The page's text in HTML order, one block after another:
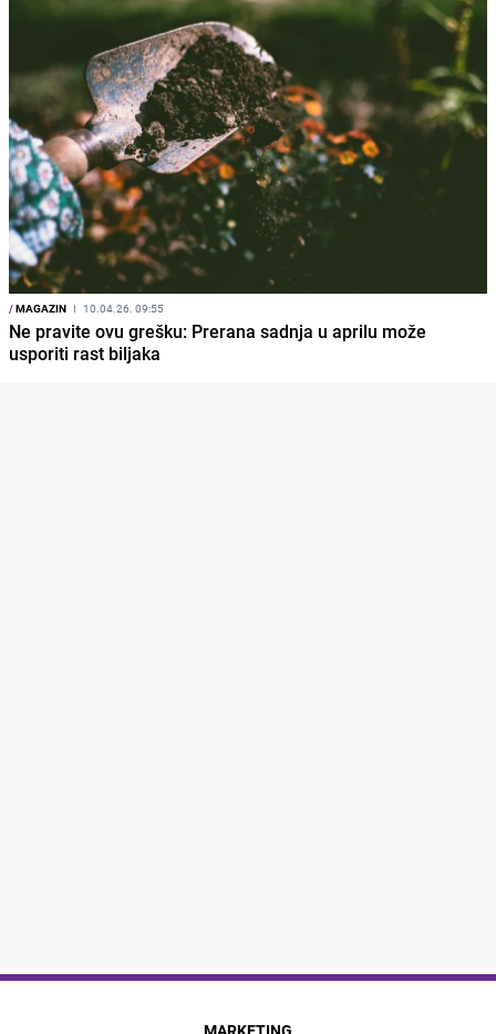
/MAGAZIN I 10.04.26. 09:55
Ne pravite ovu grešku: Prerana sadnja u aprilu može
usporiti rast biljaka